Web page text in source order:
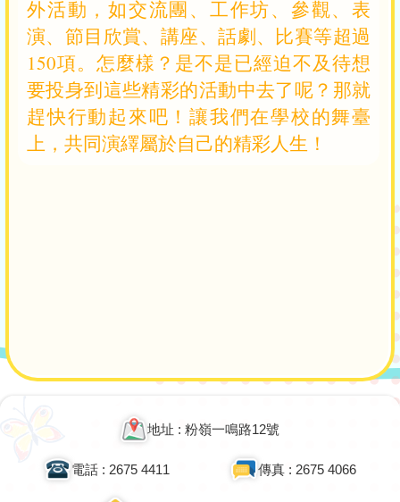
外活動，如交流團、工作坊、參觀、表
演、節目欣賞、講座、話劇、比賽等超過
150項。怎麼樣？是不是已經迫不及待想
要投身到這些精彩的活動中去了呢？那就
趕快行動起來吧！讓我們在學校的舞臺
上，共同演繹屬於自己的精彩人生！
地址 : 粉嶺一鳴路12號
電話 : 2675 4411 傳真 : 2675 4066